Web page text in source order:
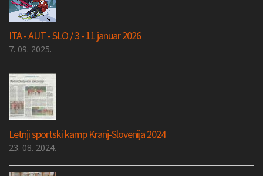
ITA - AUT - SLO / 3 - 11 januar 2026
7. 09. 2025.
Letnji sportski kamp Kranj-Slovenija 2024
23. 08. 2024.